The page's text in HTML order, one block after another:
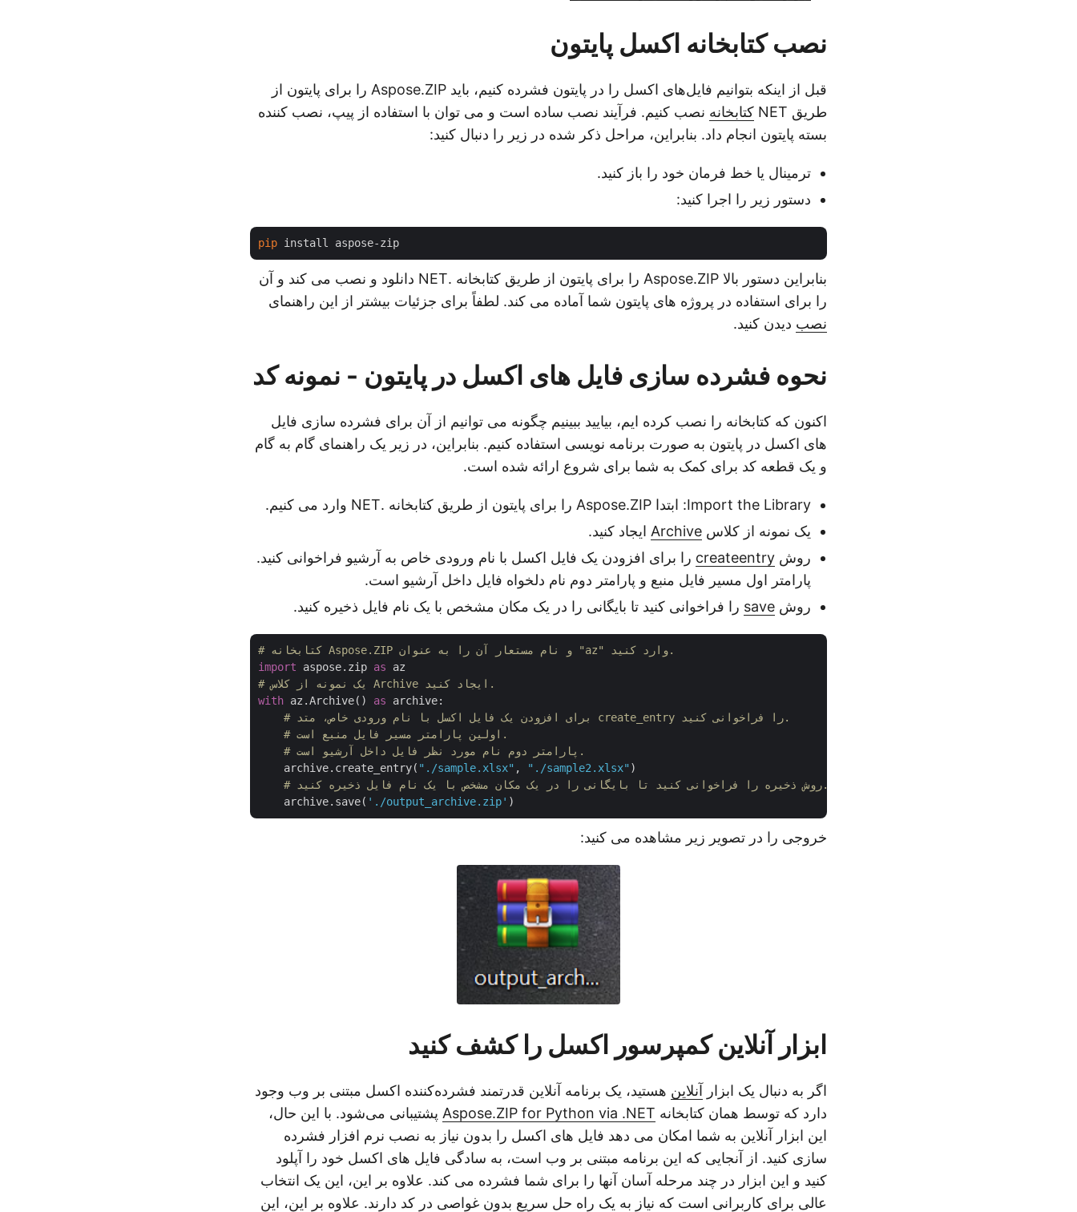
نصب کتابخانه اکسل پایتون
قبل از اینکه بتوانیم فایل‌های اکسل را در پایتون فشرده کنیم، باید Aspose.ZIP را برای پایتون از
طریق NET
کتابخانه نصب کنیم. فرآیند نصب ساده است و می توان با استفاده از پیپ، نصب کننده
بسته پایتون انجام داد. بنابراین، مراحل ذکر شده در زیر را دنبال کنید:
ترمینال یا خط فرمان خود را باز کنید.
دستور زیر را اجرا کنید:
pip
بنابراین دستور بالا Aspose.ZIP را برای پایتون از طریق کتابخانه .NET دانلود و نصب می کند و آن
را برای استفاده در پروژه های پایتون شما آماده می کند. لطفاً برای جزئیات بیشتر از این راهنمای
نصب دیدن کنید.
نحوه فشرده سازی فایل های اکسل در پایتون - نمونه کد
اکنون که کتابخانه را نصب کرده ایم، بیایید ببینیم چگونه می توانیم از آن برای فشرده سازی فایل
های اکسل در پایتون به صورت برنامه نویسی استفاده کنیم. بنابراین، در زیر یک راهنمای گام به گام
و یک قطعه کد برای کمک به شما برای شروع ارائه شده است.
Import the Library: ابتدا Aspose.ZIP را برای پایتون از طریق کتابخانه .NET وارد می کنیم.
یک نمونه از کلاس Archive ایجاد کنید.
روش createentry را برای افزودن یک فایل اکسل با نام ورودی خاص به آرشیو فراخوانی کنید.
پارامتر اول مسیر فایل منبع و پارامتر دوم نام دلخواه فایل داخل آرشیو است.
روش save را فراخوانی کنید تا بایگانی را در یک مکان مشخص با یک نام فایل ذخیره کنید.
# کتابخانه Aspose.ZIP و نام مستعار آن را به عنوان "az" وارد کنید.
import aspose.zip as
# یک نمونه از کلاس Archive ایجاد کنید.
with az.Archive() as archive:
# برای افزودن یک فایل اکسل با نام ورودی خاص، متد create_entry را فراخوانی کنید.
# اولین پارامتر مسیر فایل منبع است.
# پارامتر دوم نام مورد نظر فایل داخل آرشیو است.
    archive.create_entry(
"./sample.xlsx" , "./sample2.xlsx" )
# روش ذخیره را فراخوانی کنید تا بایگانی را در یک مکان مشخص با یک نام فایل ذخیره کنید.
    archive.save(
'./output_archive.zip'
خروجی را در تصویر زیر مشاهده می کنید:
ابزار آنلاین کمپرسور اکسل را کشف کنید
اگر به دنبال یک ابزار آنلاین هستید، یک برنامه آنلاین قدرتمند فشرده‌کننده اکسل مبتنی بر وب وجود
دارد که توسط همان کتابخانه Aspose.ZIP for Python via .NET پشتیبانی می‌شود. با این حال،
این ابزار آنلاین به شما امکان می دهد فایل های اکسل را بدون نیاز به نصب نرم افزار فشرده
سازی کنید. از آنجایی که این برنامه مبتنی بر وب است، به سادگی فایل های اکسل خود را آپلود
کنید و این ابزار در چند مرحله آسان آنها را برای شما فشرده می کند. علاوه بر این، این یک انتخاب
عالی برای کاربرانی است که نیاز به یک راه حل سریع بدون غواصی در کد دارند. علاوه بر این، این